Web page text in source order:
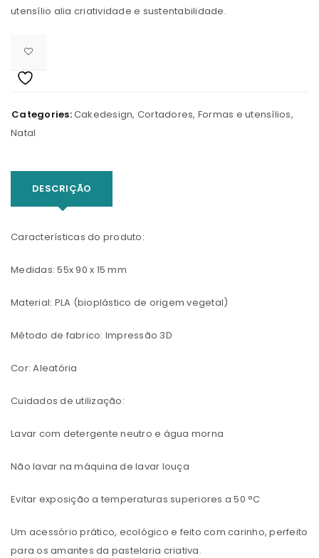
utensílio alia criatividade e sustentabilidade.
Categories:Cakedesign, Cortadores, Formas e utensílios,
Natal
DESCRIÇÃO
Características do produto:
Medidas: 55x 90 x 15 mm
Material: PLA (bioplástico de origem vegetal)
Método de fabrico: Impressão 3D
Cor: Aleatória
Cuidados de utilização:
Lavar com detergente neutro e água morna
Não lavar na máquina de lavar louça
Evitar exposição a temperaturas superiores a 50 °C
Um acessório prático, ecológico e feito com carinho, perfeito
para os amantes da pastelaria criativa.